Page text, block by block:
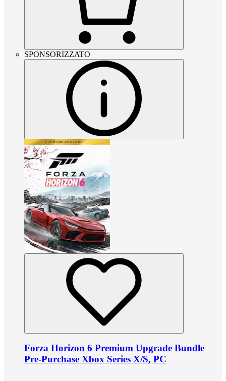
SPONSORIZZATO
Forza Horizon 6 Premium Upgrade Bundle
Pre-Purchase Xbox Series X/S, PC